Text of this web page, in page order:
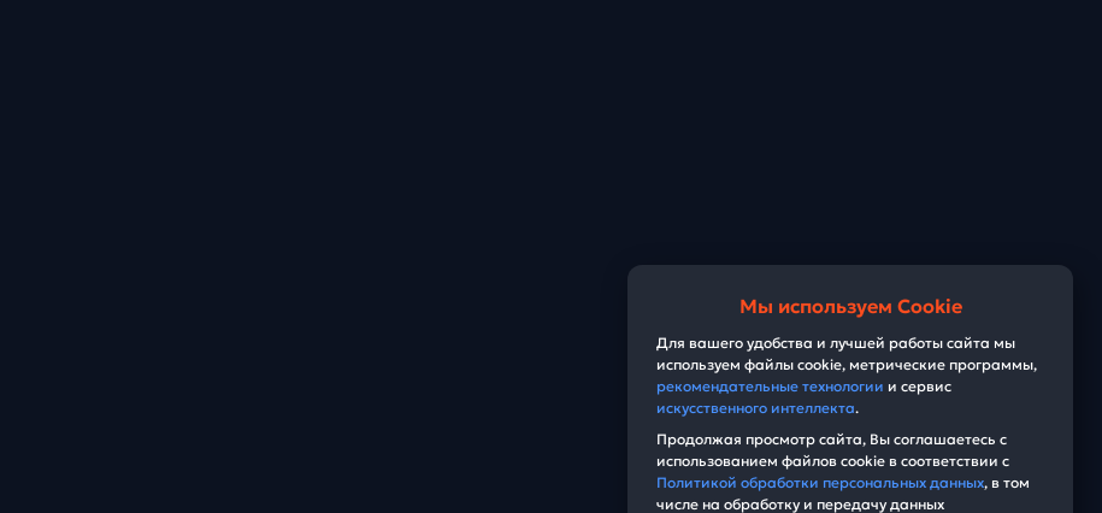
Мы используем Cookie
Для вашего удобства и лучшей работы сайта мы
используем файлы cookie, метрические программы,
рекомендательные технологии и сервис
искусственного интеллекта.
Продолжая просмотр сайта, Вы соглашаетесь с
использованием файлов cookie в соответствии с
Политикой обработки персональных данных, в том
числе на обработку и передачу данных